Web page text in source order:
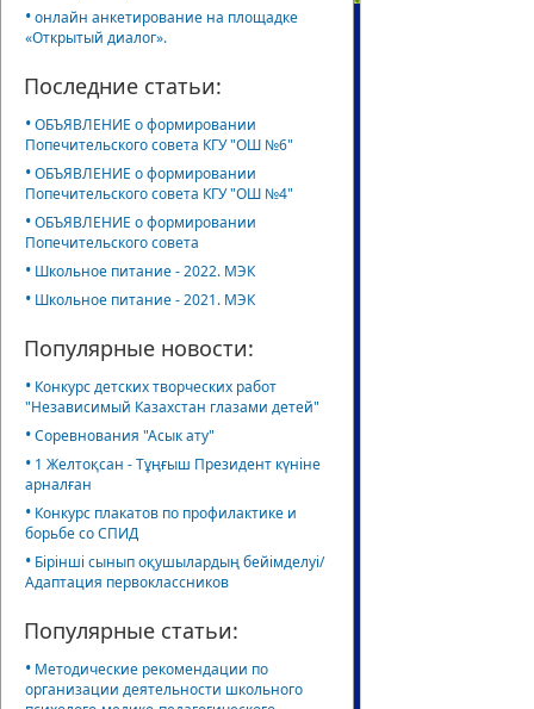
•онлайн анкетирование на площадке
«Открытый диалог».
Последние статьи:
•ОБЪЯВЛЕНИЕ о формировании
Попечительского совета КГУ "ОШ №6"
•ОБЪЯВЛЕНИЕ о формировании
Попечительского совета КГУ "ОШ №4"
•ОБЪЯВЛЕНИЕ о формировании
Попечительского совета
• Школьное питание - 2022. МЭК
• Школьное питание - 2021. МЭК
Популярные новости:
• Конкурс детских творческих работ
"Независимый Казахстан глазами детей"
•Соревнования "Асык ату"
• 1 Желтоқсан - Тұңғыш Президент күніне
арналған
• Конкурс плакатов по профилактике и
борьбе со СПИД
• Бірінші сынып оқушылардың бейімделуі/
Адаптация первоклассников
Популярные статьи:
• Методические рекомендации по
организации деятельности школьного